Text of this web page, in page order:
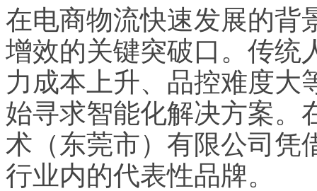
在电商物流快速发展的背
增效的关键突破口。传统
力成本上升、品控难度大
始寻求智能化解决方案。
术（东莞市）有限公司凭
行业内的代表性品牌。